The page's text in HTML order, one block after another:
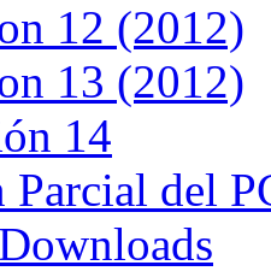
12 (2012)
13 (2012)
14
Parcial del